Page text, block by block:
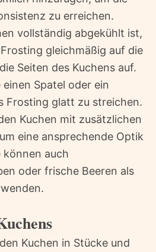
zu erreichen.
vollständig abgekühlt ist,
gleichmäßig auf die
Seiten des Kuchens auf.
einen Spatel oder ein
Frosting glatt zu streichen.
Kuchen mit zusätzlichen
eine ansprechende Optik
können auch
oder frische Beeren als
Kuchen in Stücke und